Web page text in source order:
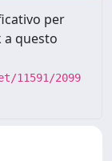
per
a questo
11591/2099